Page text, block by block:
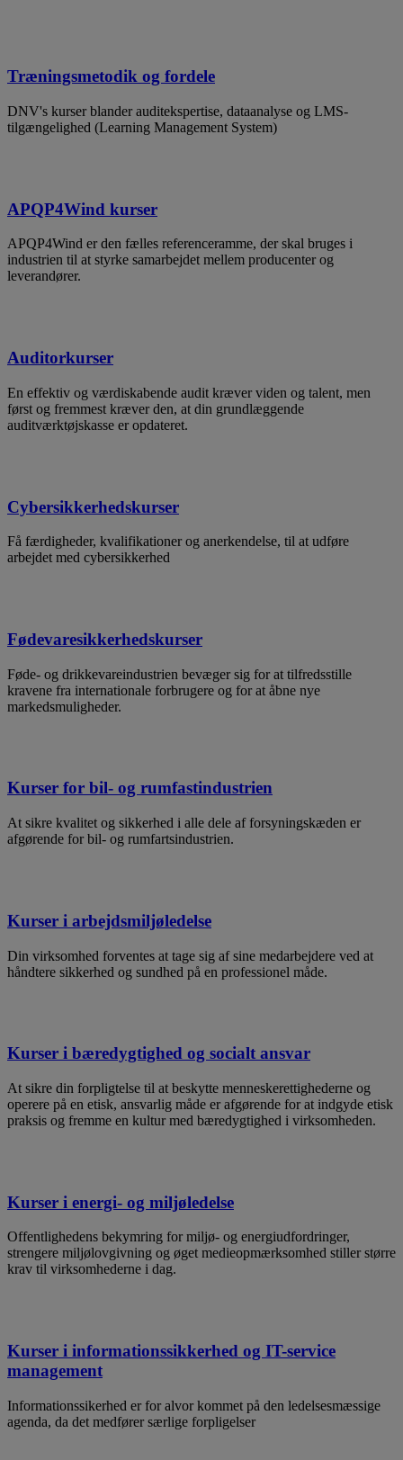
Træningsmetodik og fordele
DNV's kurser blander auditekspertise, dataanalyse og LMS-
tilgængelighed (Learning Management System)
APQP4Wind kurser
APQP4Wind er den fælles referenceramme, der skal bruges i
industrien til at styrke samarbejdet mellem producenter og
leverandører.
Auditorkurser
En effektiv og værdiskabende audit kræver viden og talent, men
først og fremmest kræver den, at din grundlæggende
auditværktøjskasse er opdateret.
Cybersikkerhedskurser
Få færdigheder, kvalifikationer og anerkendelse, til at udføre
arbejdet med cybersikkerhed
Fødevaresikkerhedskurser
Føde- og drikkevareindustrien bevæger sig for at tilfredsstille
kravene fra internationale forbrugere og for at åbne nye
markedsmuligheder.
Kurser for bil- og rumfastindustrien
At sikre kvalitet og sikkerhed i alle dele af forsyningskæden er
afgørende for bil- og rumfartsindustrien.
Kurser i arbejdsmiljøledelse
Din virksomhed forventes at tage sig af sine medarbejdere ved at
håndtere sikkerhed og sundhed på en professionel måde.
Kurser i bæredygtighed og socialt ansvar
At sikre din forpligtelse til at beskytte menneskerettighederne og
operere på en etisk, ansvarlig måde er afgørende for at indgyde etisk
praksis og fremme en kultur med bæredygtighed i virksomheden.
Kurser i energi- og miljøledelse
Offentlighedens bekymring for miljø- og energiudfordringer,
strengere miljølovgivning og øget medieopmærksomhed stiller større
krav til virksomhederne i dag.
Kurser i informationssikkerhed og IT-service
management
Informationssikerhed er for alvor kommet på den ledelsesmæssige
agenda, da det medfører særlige forpligelser